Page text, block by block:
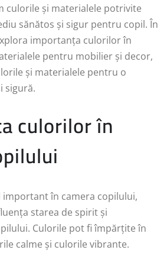
culorile și materialele potrivite
sănătos și sigur pentru copil. În
importanța culorilor în
pentru mobilier și decor,
și materialele pentru o
sigură.
culorilor în
important în camera copilului,
starea de spirit și
Culorile pot fi împărțite în
calme și culorile vibrante.